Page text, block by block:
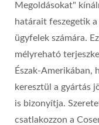
Megoldásokat"
határait feszegetik
ügyfelek számára.
mélyreható
Észak-Amerikában,
keresztül a gyártás
is bizonyítja.
csatlakozzon a